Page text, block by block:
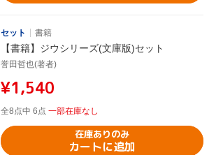
セット 書籍
【書籍】ジウシリーズ(文庫版)セット
誉田哲也(著者)
¥1,540
全8点中 6点 一部在庫なし
在庫ありのみ
カートに追加